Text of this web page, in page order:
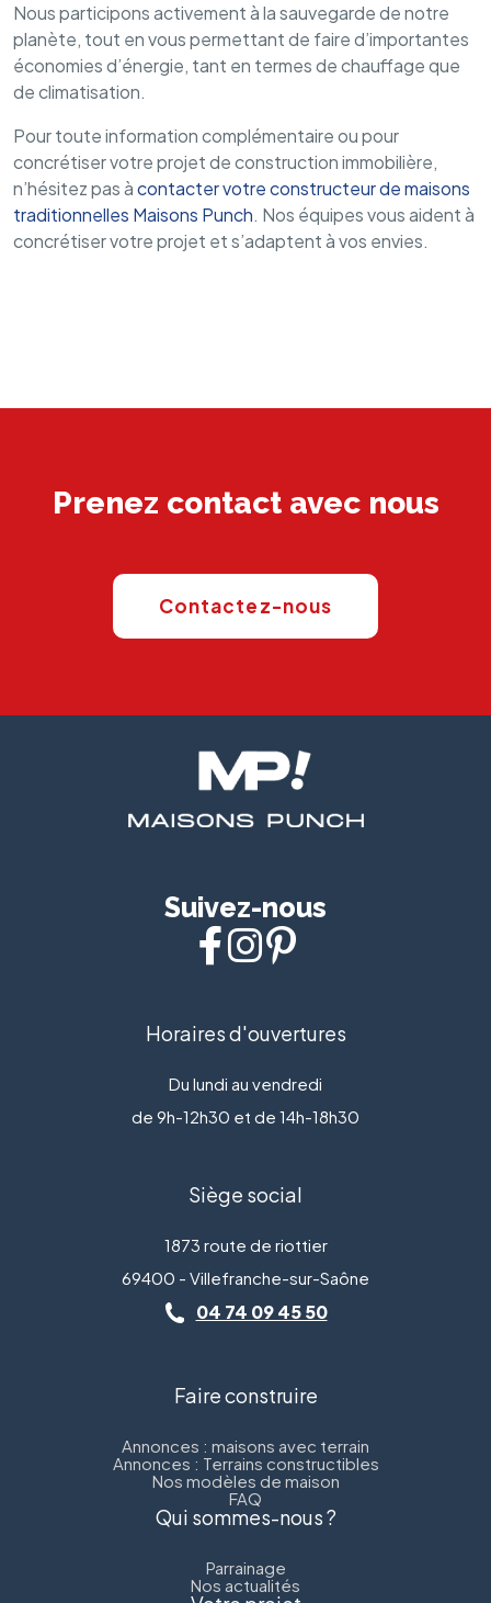
Nous participons activement à la sauvegarde de notre
planète, tout en vous permettant de faire d’importantes
économies d’énergie, tant en termes de chauffage que
de climatisation.
Pour toute information complémentaire ou pour
concrétiser votre projet de construction immobilière,
n’hésitez pas àcontacter votre constructeur de maisons
traditionnelles Maisons Punch. Nos équipes vous aident à
concrétiser votre projet et s’adaptent à vos envies.
Prenez contact avec nous
Contactez-nous
Suivez-nous
Horaires d'ouvertures
Du lundi au vendredi
de 9h-12h30 et de 14h-18h30
Siège social
1873 route de riottier
69400 - Villefranche-sur-Saône
04 74 09 45 50
Faire construire
Annonces : maisons avec terrain
Annonces : Terrains constructibles
Nos modèles de maison
FAQ
Qui sommes-nous ?
Parrainage
Nos actualités